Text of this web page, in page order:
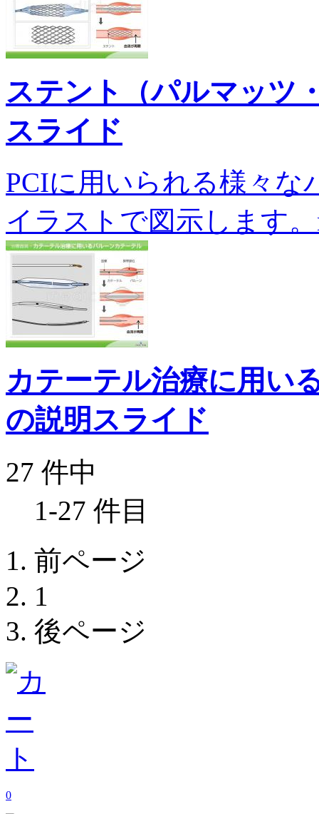
ステント（パルマッツ
スライド
PCIに用いられる様々な
イラストで図示します
カテーテル治療に用い
の説明スライド
27 件中
1-27 件目
前ページ
1
後ページ
0